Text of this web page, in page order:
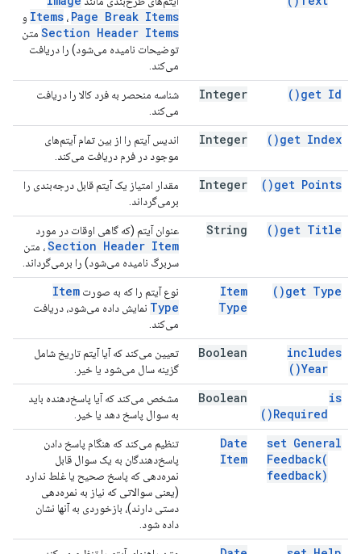
Items ، Page Break Items و
Section Header Items متن
توضیحات نامیده می‌شود) را دریافت
می‌کند.
get Id(
)
Integer
شناسه منحصر به فرد کالا را دریافت
می‌کند.
get Index(
)
Integer
اندیس آیتم را از بین تمام آیتم‌های
موجود در فرم دریافت می‌کند.
get Points(
)
Integer
مقدار امتیاز یک آیتم قابل درجه‌بندی را
برمی‌گرداند.
get Title(
)
String عنوان آیتم (که گاهی اوقات در مورد
Section Header Item، متن
سربرگ نامیده می‌شود) را برمی‌گرداند.
get Type(
)
Item
Type
نوع آیتم را که به صورت Item
Type نمایش داده می‌شود، دریافت
می‌کند.
includes
Year(
)
Boolean
تعیین می‌کند که آیا آیتم تاریخ شامل
گزینه سال می‌شود یا خیر.
is
Required(
)
Boolean
مشخص می‌کند که آیا پاسخ‌دهنده باید
به سوال پاسخ دهد یا خیر.
set General
Feedback(
feedback)
Date
Item
تنظیم می‌کند که هنگام پاسخ دادن
پاسخ‌دهندگان به یک سوال قابل
نمره‌دهی که پاسخ صحیح یا غلط ندارد
(یعنی سوالاتی که نیاز به نمره‌دهی
دستی دارند)، بازخوردی به آنها نشان
داده شود.